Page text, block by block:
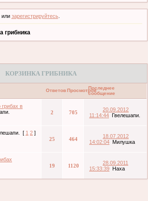
или зарегистрируйтесь.
грибника
КОРЗИНКА ГРИБНИКА
ОтветовПросмотровПоследнее
сообщение
в
2 705
20.09.2012
11:14:44 Гвелешапи.
[ 1 2 ]
25
464
18.07.2012
14:02:04 Милушка
19 1120
28.09.2011
15:33:39 Наха